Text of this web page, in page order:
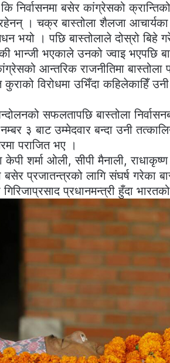
कि निर्वासनमा बसेर कांग्रेसको
। चक्र बास्तोला शैलजा आचार्यका
भयो । पछि बास्तोलाले दोस्रो बिहे
भान्जी भएकाले उनको ज्वाइ भएपछि
आन्तरिक राजनीतिमा बास्तोला
कुराको विरोधमा उभिँदा कहिलेकाहिँ
सफलतापछि बास्तोला
नम्बर ३ बाट उम्मेदवार बन्दा उनी
पराजित भए ।
केपी शर्मा ओली, सीपी मैनाली,
बसेर प्रजातन्त्रको लागि संघर्ष गरेका
गिरिजाप्रसाद प्रधानमन्त्री हुँदा